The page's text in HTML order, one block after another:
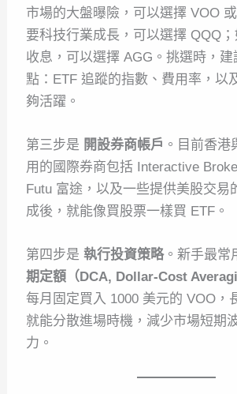
市場的大盤曝險，可以選擇 VOO
要科技行業成長，可以選擇 QQQ
收息，可以選擇 AGG。挑選時，
點：ETF 追蹤的指數、費用率，以
夠活躍。
第三步是 開設券商帳戶 。目前香港
用的國際券商包括 Interactive
Futu 富途，以及一些提供美股交易
成後，就能像買股票一樣買 ETF。
第四步是執行投資策略。新手最常
期定額（DCA, Dollar-Cost
每月固定買入 1000 美元的 VOO，
就能分散進場時機，減少市場短期
力。